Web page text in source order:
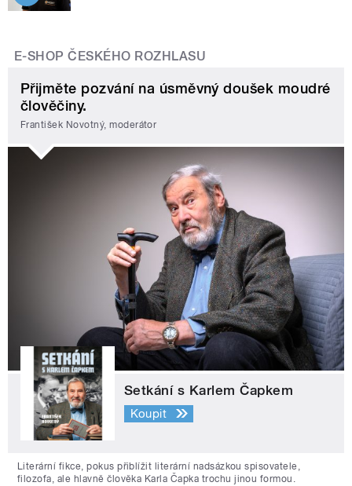
E-SHOP ČESKÉHO ROZHLASU
Přijměte pozvání na úsměvný doušek moudré
člověčiny.
František Novotný, moderátor
Setkání s Karlem Čapkem
Koupit
Literární fikce, pokus přiblížit literární nadsázkou spisovatele,
filozofa, ale hlavně člověka Karla Čapka trochu jinou formou.